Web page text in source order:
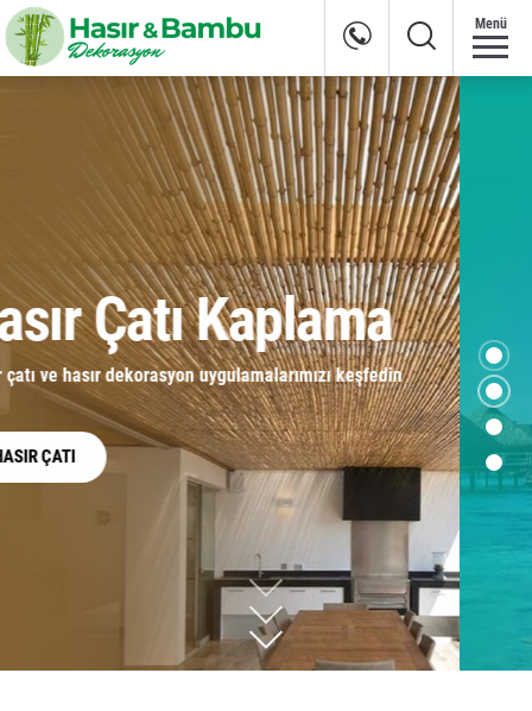
Menü
Hasır & Bambu
Dekorasyon
KEŞFET